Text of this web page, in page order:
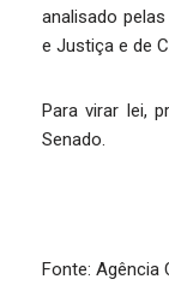
analisado
e Justiça e de
Para virar lei,
Senado.
Fonte: Agência